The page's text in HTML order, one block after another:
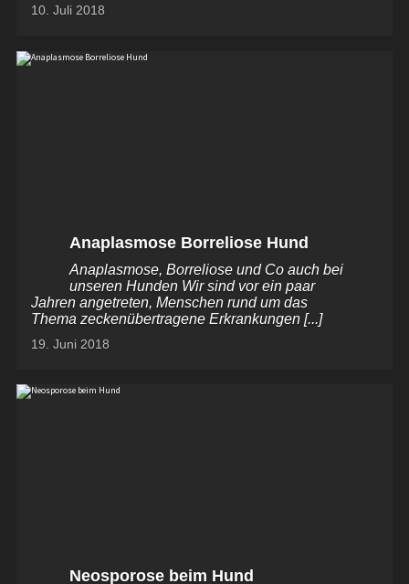
10. Juli 2018
Anaplasmose Borreliose Hund
Anaplasmose, Borreliose und Co auch bei
unseren Hunden Wir sind vor ein paar
Jahren angetreten, Menschen rund um das
Thema zeckenübertragene Erkrankungen [...]
19. Juni 2018
Neosporose beim Hund